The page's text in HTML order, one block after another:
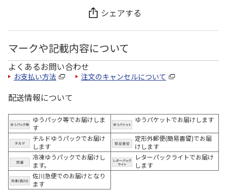
シェアする
マークや記載内容について
よくあるお問い合わせ
お支払い方法 注文のキャンセルについて
配送情報について
ゆうパック等でお届けしま
す
ゆうパケットでお届けします
チルドゆうパックでお届け
します
定形外郵便(簡易書留)でお届
けします
冷凍ゆうパックでお届けし
ます。
レターパックライトでお届け
します
佐川急便でのお届けとなり
ます